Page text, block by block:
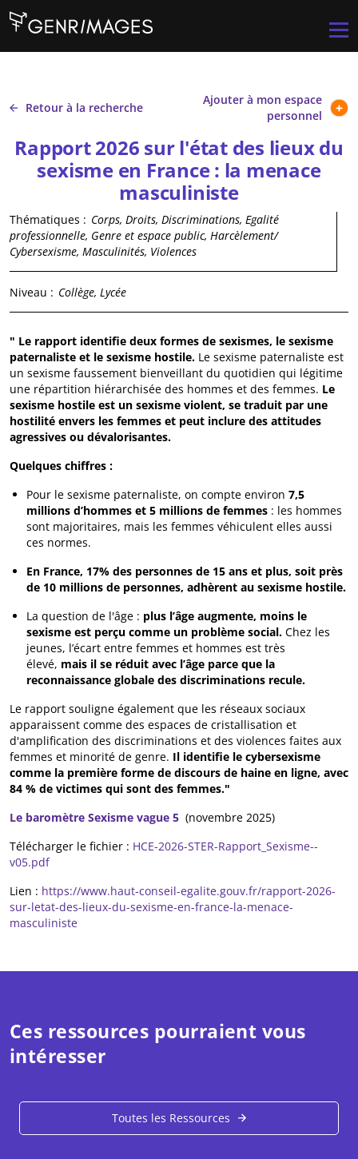
Retour à la recherche
Ajouter à mon espace
personnel
Rapport 2026 sur l'état des lieux du
sexisme en France : la menace
masculiniste
Thématiques : Corps, Droits, Discriminations, Egalité
professionnelle, Genre et espace public, Harcèlement/
Cybersexisme, Masculinités, Violences
Niveau : Collège, Lycée
" Le rapport identifie deux formes de sexismes, le sexisme
paternaliste et le sexisme hostile. Le sexisme paternaliste est
un sexisme faussement bienveillant du quotidien qui légitime
une répartition hiérarchisée des hommes et des femmes. Le
sexisme hostile est un sexisme violent, se traduit par une
hostilité envers les femmes et peut inclure des attitudes
agressives ou dévalorisantes.
Quelques chiffres :
Pour le sexisme paternaliste, on compte environ 7,5
millions d’hommes et 5 millions de femmes : les hommes
sont majoritaires, mais les femmes véhiculent elles aussi
ces normes.
En France, 17% des personnes de 15 ans et plus, soit près
de 10 millions de personnes, adhèrent au sexisme hostile.
La question de l'âge : plus l’âge augmente, moins le
sexisme est perçu comme un problème social. Chez les
jeunes, l’écart entre femmes et hommes est très
élevé, mais il se réduit avec l’âge parce que la
reconnaissance globale des discriminations recule.
Le rapport souligne également que les réseaux sociaux
apparaissent comme des espaces de cristallisation et
d'amplification des discriminations et des violences faites aux
femmes et minorité de genre. Il identifie le cybersexisme
comme la première forme de discours de haine en ligne, avec
84 % de victimes qui sont des femmes."
Le baromètre Sexisme vague 5 (novembre 2025)
Télécharger le fichier : HCE-2026-STER-Rapport_Sexisme--
v05.pdf
Lien : https://www.haut-conseil-egalite.gouv.fr/rapport-2026-
sur-letat-des-lieux-du-sexisme-en-france-la-menace-
masculiniste
Ces ressources pourraient vous
intéresser
Toutes les Ressources